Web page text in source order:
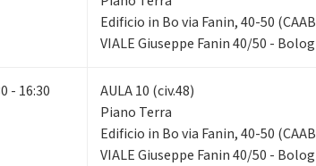
Edificio in Bo via Fanin, 40-50
VIALE Giuseppe Fanin 40/50 -
- 16:30
AULA 10 (civ.48)
Piano Terra
Edificio in Bo via Fanin, 40-50
VIALE Giuseppe Fanin 40/50 -